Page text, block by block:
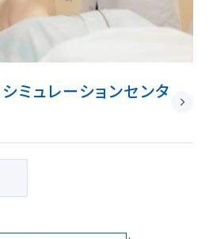
ミュレーションセンタ